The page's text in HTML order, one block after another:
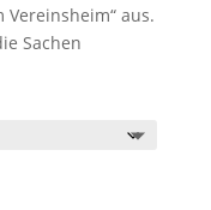
aus.
Sachen